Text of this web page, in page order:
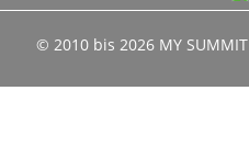
© 2010 bis 2026 MY SUMMIT